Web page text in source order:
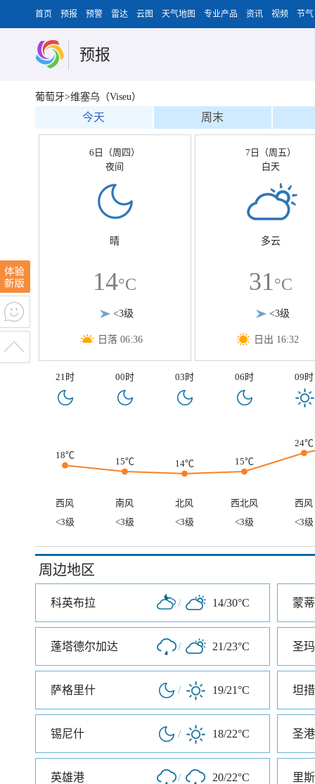
首页 预报 预警 雷达 云图 天气地图 专业产品 资讯 视频 节气
预报
葡萄牙>维塞乌（Viseu）
今天 周末
6日（周四）
夜间
晴
14°C
<3级
日落 06:36
7日（周五）
白天
多云
31°C
<3级
日出 16:32
21时 00时 03时 06时 09时
18℃
15℃ 14℃ 15℃
24℃
西风 南风 北风 西北风
西风
<3级
<3级 <3级 <3级 <3级
周边地区
科英布拉 / 14/30°C 蒙
蓬塔德尔加达 / 21/23°C 圣
萨格里什 / 19/21°C 坦
锡尼什 / 18/22°C 圣港
英雄港 / 20/22°C 里